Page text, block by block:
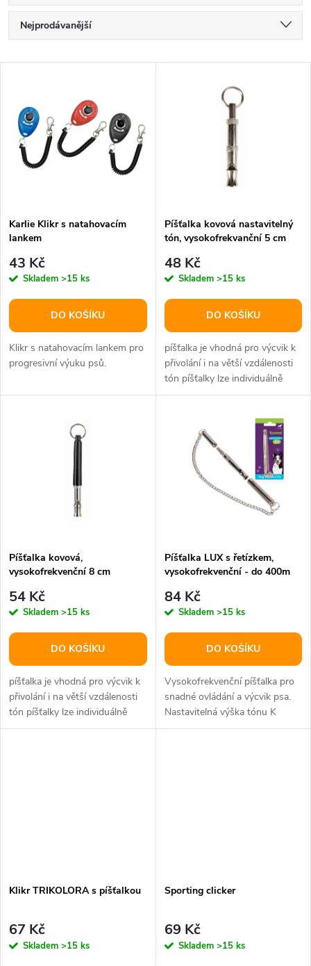
Ř
a
e
n
p
r
o
d
u
Nejprodávanější
Abecedně
ý
p
s
p
r
o
d
u
Karlie Klikr s natahovacím
lankem
43 Kč
Skladem >15 ks
DO KOŠÍKU
Klikr s natahovacím lankem pro
progresivní výuku psů.
Píšťalka kovová nastavitelný
tón, vysokofrekvanční 5 cm
48 Kč
Skladem >15 ks
DO KOŠÍKU
píšťalka je vhodná pro výcvik k
přivolání i na větší vzdálenosti
tón píšťalky lze individuálně
nastavit podle potřeby...
Píšťalka kovová,
vysokofrekvenční 8 cm
54 Kč
Skladem >15 ks
DO KOŠÍKU
píšťalka je vhodná pro výcvik k
přivolání i na větší vzdálenosti
tón píšťalky lze individuálně
nastavit podle potřeby...
Píšťalka LUX s řetízkem,
vysokofrekvenční - do 400m
84 Kč
Skladem >15 ks
DO KOŠÍKU
Vysokofrekvenční píšťalka pro
snadné ovládání a výcvik psa.
Nastavitelná výška tónu K
zavěšení na krk nebo opasek...
Klikr TRIKOLORA s píšťalkou
67 Kč
Skladem >15 ks
Sporting clicker
69 Kč
Skladem >15 ks